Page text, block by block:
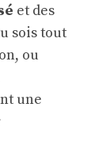
et des
sois tout
ou
une